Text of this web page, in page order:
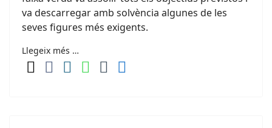
va descarregar amb solvència algunes de les
seves figures més exigents.
Llegeix més …